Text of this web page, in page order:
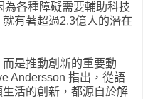
各種障礙需要輔助科技
有著超過2.3億人的潛在
而是推動創新的重要動
Andersson 指出，從語
活的創新，都源自於解